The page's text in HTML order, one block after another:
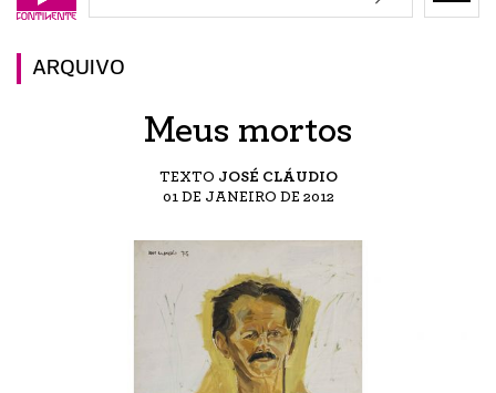
ARQUIVO
Meus mortos
TEXTO JOSÉ CLÁUDIO
01 DE JANEIRO DE 2012